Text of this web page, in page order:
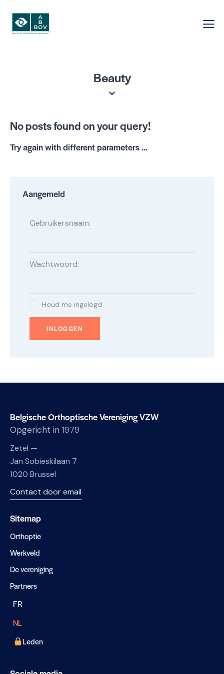
Beauty
No posts found on your query!
Try again with different parameters ...
Aangemeld
Gebruikersnaam:
Wachtwoord:
Houd me ingelogd
INLOGGEN
Belgische Orthoptische Vereniging VZW
Opgericht in 1979
Zetel —
Jan Sobieskilaan 7
1020 Brussel
Contact door email
Sitemap
Orthoptie
Werkveld
De vereniging
Partners
FR
NL
Leden